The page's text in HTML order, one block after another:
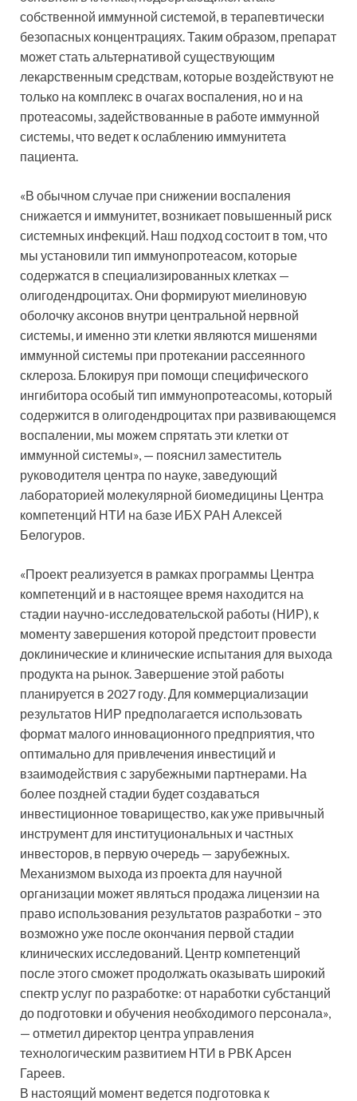
собственной иммунной системой, в терапевтически
безопасных концентрациях. Таким образом, препарат
может стать альтернативой существующим
лекарственным средствам, которые воздействуют не
только на комплекс в очагах воспаления, но и на
протеасомы, задействованные в работе иммунной
системы, что ведет к ослаблению иммунитета
пациента.
«В обычном случае при снижении воспаления
снижается и иммунитет, возникает повышенный риск
системных инфекций. Наш подход состоит в том, что
мы установили тип иммунопротеасом, которые
содержатся в специализированных клетках —
олигодендроцитах. Они формируют миелиновую
оболочку аксонов внутри центральной нервной
системы, и именно эти клетки являются мишенями
иммунной системы при протекании рассеянного
склероза. Блокируя при помощи специфического
ингибитора особый тип иммунопротеасомы, который
содержится в олигодендроцитах при развивающемся
воспалении, мы можем спрятать эти клетки от
иммунной системы», — пояснил заместитель
руководителя центра по науке, заведующий
лабораторией молекулярной биомедицины Центра
компетенций НТИ на базе ИБХ РАН Алексей
Белогуров.
«Проект реализуется в рамках программы Центра
компетенций и в настоящее время находится на
стадии научно-исследовательской работы (НИР), к
моменту завершения которой предстоит провести
доклинические и клинические испытания для выхода
продукта на рынок. Завершение этой работы
планируется в 2027 году. Для коммерциализации
результатов НИР предполагается использовать
формат малого инновационного предприятия, что
оптимально для привлечения инвестиций и
взаимодействия с зарубежными партнерами. На
более поздней стадии будет создаваться
инвестиционное товарищество, как уже привычный
инструмент для институциональных и частных
инвесторов, в первую очередь — зарубежных.
Механизмом выхода из проекта для научной
организации может являться продажа лицензии на
право использования результатов разработки – это
возможно уже после окончания первой стадии
клинических исследований. Центр компетенций
после этого сможет продолжать оказывать широкий
спектр услуг по разработке: от наработки субстанций
до подготовки и обучения необходимого персонала»,
— отметил директор центра управления
технологическим развитием НТИ в РВК Арсен
Гареев.
В настоящий момент ведется подготовка к